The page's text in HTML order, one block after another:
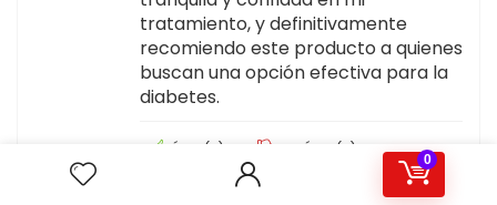
0
tratamiento, y definitivamente
recomiendo este producto a quienes
buscan una opción efectiva para la
diabetes.
ÚTIL ( ) NO ÚTIL ( )